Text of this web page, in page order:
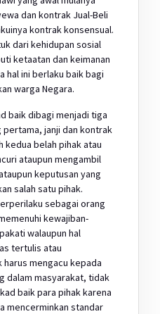
dan kontrak Jual-Beli
kontrak konsensual.
dari kehidupan sosial
ketaatan dan keimanan
hal ini berlaku baik bagi
warga Negara.
baik dibagi menjadi tiga
janji dan kontrak
kedua belah pihak atau
ataupun mengambil
keputusan yang
salah satu pihak.
sebagai orang
kewajiban-
walaupun hal
tertulis atau
harus mengacu kepada
dalam masyarakat, tidak
baik para pihak karena
mencerminkan standar